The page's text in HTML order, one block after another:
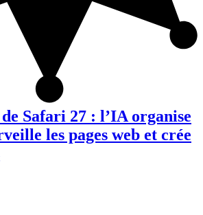
Safari 27 : l’IA organise
les pages web et crée